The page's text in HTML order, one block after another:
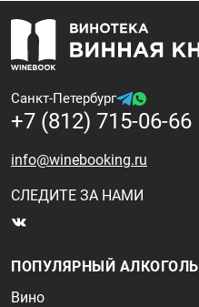
Санкт-Петербург
+7 (812) 715-06-66
info@winebooking.ru
СЛЕДИТЕ ЗА НАМИ
ПОПУЛЯРНЫЙ АЛКОГОЛЬ
Вино